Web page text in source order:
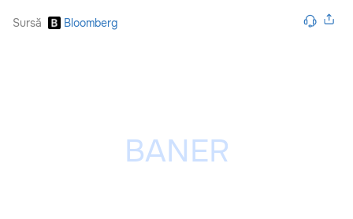
Sursă Bloomberg